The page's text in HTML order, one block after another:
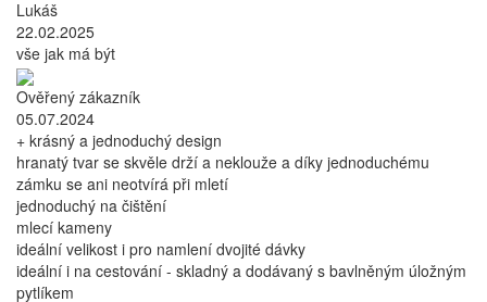
Lukáš
22.02.2025
vše jak má být
Ověřený zákazník
05.07.2024
+ krásný a jednoduchý design
hranatý tvar se skvěle drží a neklouže a díky jednoduchému
zámku se ani neotvírá při mletí
jednoduchý na čištění
mlecí kameny
ideální velikost i pro namlení dvojité dávky
ideální i na cestování - skladný a dodávaný s bavlněným úložným
pytlíkem